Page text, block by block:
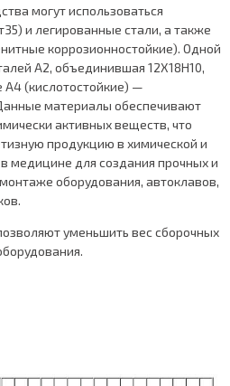
могут использоваться
и легированные стали, а также
коррозионностойкие). Одной
А2, объединившая 12Х18Н10,
А4 (кислотостойкие) —
материалы обеспечивают
активных веществ, что
продукцию в химической и
медицине для создания прочных и
оборудования, автоклавов,
уменьшить вес сборочных